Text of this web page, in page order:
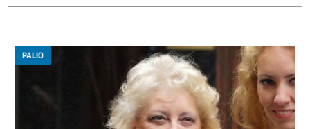
PALIO